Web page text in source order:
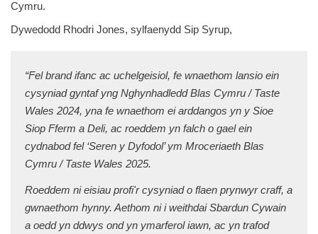
Cymru.
Dywedodd Rhodri Jones, sylfaenydd Sip Syrup,
“Fel brand ifanc ac uchelgeisiol, fe wnaethom lansio ein
cysyniad gyntaf yng Nghynhadledd Blas Cymru / Taste
Wales 2024, yna fe wnaethom ei arddangos yn y Sioe
Siop Fferm a Deli, ac roeddem yn falch o gael ein
cydnabod fel ‘Seren y Dyfodol’ ym Mroceriaeth Blas
Cymru / Taste Wales 2025.
Roeddem ni eisiau profi'r cysyniad o flaen prynwyr craff, a
gwnaethom hynny. Aethom ni i weithdai Sbardun Cywain
a oedd yn ddwys ond yn ymarferol iawn, ac yn trafod